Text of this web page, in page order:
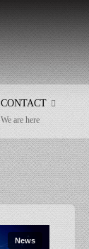
CONTACT
We are here
News